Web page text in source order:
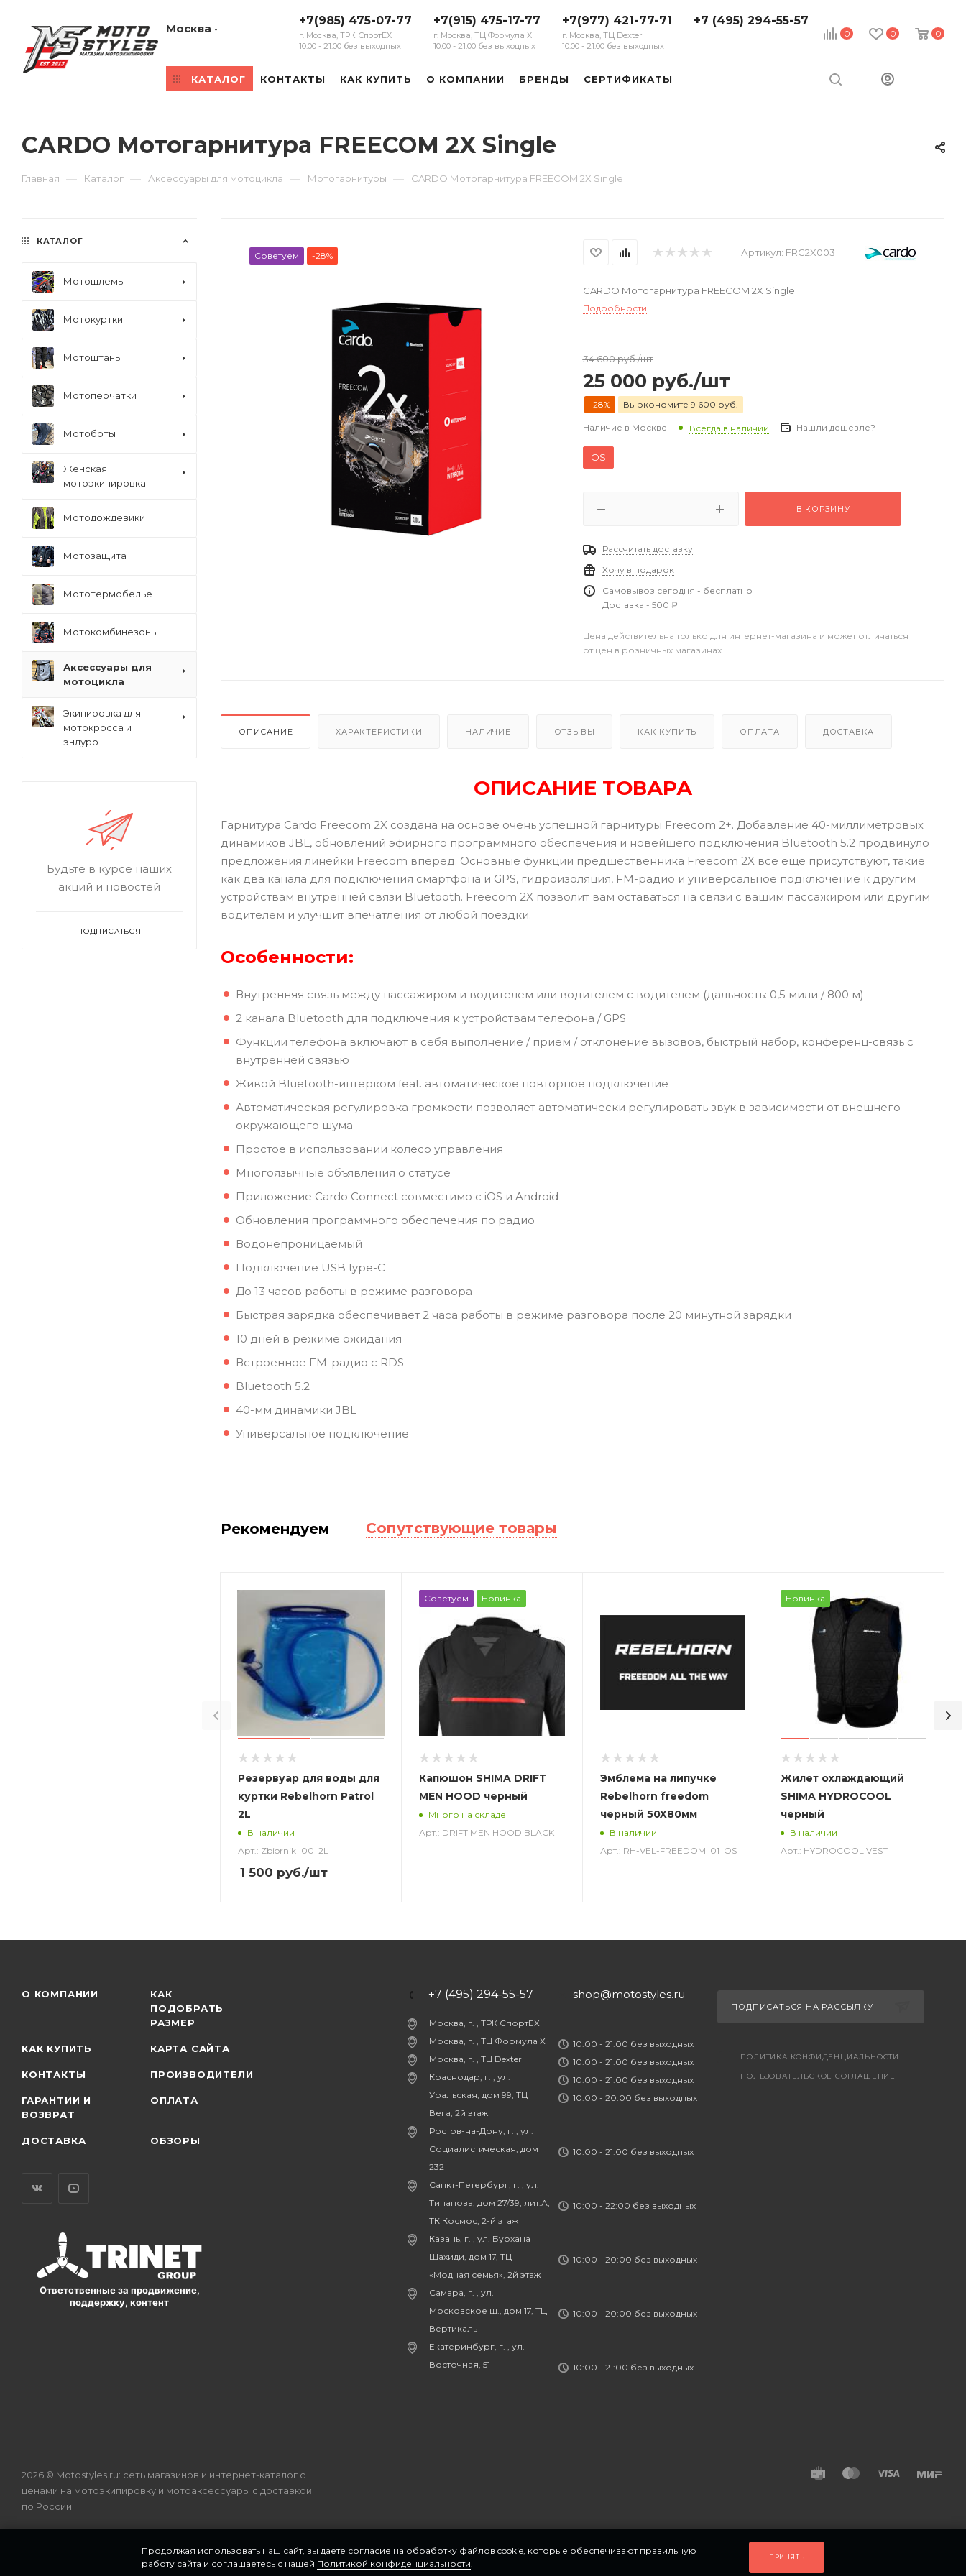
0 0 0
Москва
+7(985) 475-07-77
г. Москва, ТРК СпортЕХ
10:00 - 21:00 без выходных
+7(915) 475-17-77
г. Москва, ТЦ Формула Х
10:00 - 21:00 без выходных
+7(977) 421-77-71
г. Москва, ТЦ Dexter
10:00 - 21:00 без выходных
+7 (495) 294-55-57
КАТАЛОГ КОНТАКТЫ КАК КУПИТЬ О КОМПАНИИ БРЕНДЫ СЕРТИФИКАТЫ
CARDO Мотогарнитура FREECOM 2X Single
Главная — Каталог — Аксессуары для мотоцикла — Мотогарнитуры — CARDO Мотогарнитура FREECOM 2X Single
Советуем -28% Артикул: FRC2X003
CARDO Мотогарнитура FREECOM 2X Single
Подробности
34 600руб./шт
25 000 руб./шт
-28% Вы экономите 9 600 руб.
Наличие в Москве Всегда в наличии Нашли дешевле?
OS
В КОРЗИНУ
Рассчитать доставку
Хочу в подарок
Самовывоз сегодня - бесплатно
Доставка - 500 ₽
Цена действительна только для интернет-магазина и может отличаться
от цен в розничных магазинах
ОПИСАНИЕ ХАРАКТЕРИСТИКИ НАЛИЧИЕ ОТЗЫВЫ КАК КУПИТЬ ОПЛАТА ДОСТАВКА
ОПИСАНИЕ ТОВАРА
Гарнитура Cardo Freecom 2X создана на основе очень успешной гарнитуры Freecom 2+. Добавление 40-миллиметровых
динамиков JBL, обновлений эфирного программного обеспечения и новейшего подключения Bluetooth 5.2 продвинуло
предложения линейки Freecom вперед. Основные функции предшественника Freecom 2X все еще присутствуют, такие
как два канала для подключения смартфона и GPS, гидроизоляция, FM-радио и универсальное подключение к другим
устройствам внутренней связи Bluetooth. Freecom 2X позволит вам оставаться на связи с вашим пассажиром или другим
водителем и улучшит впечатления от любой поездки.
Особенности:
Внутренняя связь между пассажиром и водителем или водителем с водителем (дальность: 0,5 мили / 800 м)
2 канала Bluetooth для подключения к устройствам телефона / GPS
Функции телефона включают в себя выполнение / прием / отклонение вызовов, быстрый набор, конференц-связь с
внутренней связью
Живой Bluetooth-интерком feat. автоматическое повторное подключение
Автоматическая регулировка громкости позволяет автоматически регулировать звук в зависимости от внешнего
окружающего шума
Простое в использовании колесо управления
Многоязычные объявления о статусе
Приложение Cardo Connect совместимо с iOS и Android
Обновления программного обеспечения по радио
Водонепроницаемый
Подключение USB type-C
До 13 часов работы в режиме разговора
Быстрая зарядка обеспечивает 2 часа работы в режиме разговора после 20 минутной зарядки
10 дней в режиме ожидания
Встроенное FM-радио с RDS
Bluetooth 5.2
40-мм динамики JBL
Универсальное подключение
Рекомендуем Сопутствующие товары
Резервуар для воды для
куртки Rebelhorn Patrol
2L
В наличии
Арт.: Zbiornik_00_2L
1 500 руб./шт
Советуем Новинка
Капюшон SHIMA DRIFT
MEN HOOD черный
Много на складе
Арт.: DRIFT MEN HOOD BLACK
Эмблема на липучке
Rebelhorn freedom
черный 50X80мм
В наличии
Арт.: RH-VEL-FREEDOM_01_OS
Новинка
Жилет охлаждающий
SHIMA HYDROCOOL
черный
В наличии
Арт.: HYDROCOOL VEST
КАТАЛОГ
Мотошлемы
Мотокуртки
Мотоштаны
Мотоперчатки
Мотоботы
Женская
мотоэкипировка
Мотодождевики
Мотозащита
Мототермобелье
Мотокомбинезоны
Аксессуары для
мотоцикла
Экипировка для
мотокросса и
эндуро
Будьте в курсе наших
акций и новостей
ПОДПИСАТЬСЯ
О КОМПАНИИ
КАК
ПОДОБРАТЬ
РАЗМЕР
КАК КУПИТЬ КАРТА САЙТА
КОНТАКТЫ ПРОИЗВОДИТЕЛИ
ГАРАНТИИ И
ВОЗВРАТ
ОПЛАТА
ДОСТАВКА ОБЗОРЫ
Ответственные за продвижение,
поддержку, контент
+7 (495) 294-55-57
Москва, г. , ТРК СпортЕХ
Москва, г. , ТЦ Формула Х
Москва, г. , ТЦ Dexter
Краснодар, г. , ул.
Уральская, дом 99, ТЦ
Вега, 2й этаж
Ростов-на-Дону, г. , ул.
Социалистическая, дом
232
Санкт-Петербург, г. , ул.
Типанова, дом 27/39, лит.А,
ТК Космос, 2-й этаж
Казань, г. , ул. Бурхана
Шахиди, дом 17, ТЦ
«Модная семья», 2й этаж
Самара, г. , ул.
Московское ш., дом 17, ТЦ
Вертикаль
Екатеринбург, г. , ул.
Восточная, 51
shop@motostyles.ru
10:00 - 21:00 без выходных
10:00 - 21:00 без выходных
10:00 - 21:00 без выходных
10:00 - 20:00 без выходных
10:00 - 21:00 без выходных
10:00 - 22:00 без выходных
10:00 - 20:00 без выходных
10:00 - 20:00 без выходных
10:00 - 21:00 без выходных
ПОДПИСАТЬСЯ НА РАССЫЛКУ
ПОЛИТИКА КОНФИДЕНЦИАЛЬНОСТИ
ПОЛЬЗОВАТЕЛЬСКОЕ СОГЛАШЕНИЕ
2026 © Motostyles.ru: сеть магазинов и интернет-каталог с
ценами на мотоэкипировку и мотоаксессуары с доставкой
по России.
Продолжая использовать наш сайт, вы даете согласие на обработку файлов cookie, которые обеспечивают правильную
работу сайта и соглашаетесь с нашей Политикой конфиденциальности.
ПРИНЯТЬ